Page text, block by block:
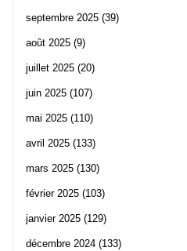
septembre 2025 (39)
août 2025 (9)
juillet 2025 (20)
juin 2025 (107)
mai 2025 (110)
avril 2025 (133)
mars 2025 (130)
février 2025 (103)
janvier 2025 (129)
décembre 2024 (133)